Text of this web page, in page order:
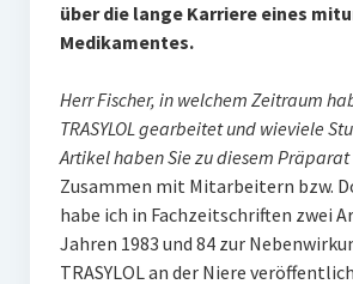
über die lange Karriere eines
Medikamentes.
Herr Fischer, in welchem Zeitraum
TRASYLOL gearbeitet und wieviele
Artikel haben Sie zu diesem
Zusammen mit Mitarbeitern bzw.
habe ich in Fachzeitschriften zwei
Jahren 1983 und 84 zur
TRASYLOL an der Niere